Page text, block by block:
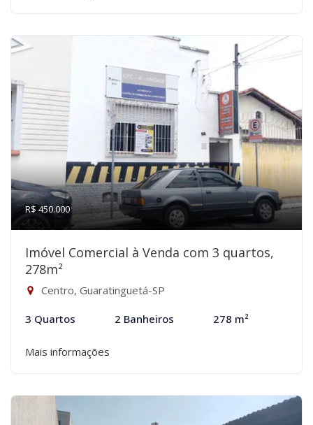
R$ 450.000
Imóvel Comercial à Venda com 3 quartos,
278m²
Centro, Guaratinguetá-SP
3 Quartos 2 Banheiros 278 m²
Mais informações